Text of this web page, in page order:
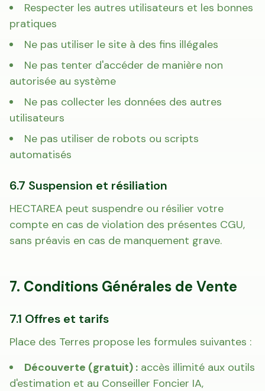
Respecter les autres utilisateurs et les bonnes
pratiques
Ne pas utiliser le site à des fins illégales
Ne pas tenter d'accéder de manière non
autorisée au système
Ne pas collecter les données des autres
utilisateurs
Ne pas utiliser de robots ou scripts
automatisés
6.7 Suspension et résiliation
HECTAREA peut suspendre ou résilier votre
compte en cas de violation des présentes CGU,
sans préavis en cas de manquement grave.
7. Conditions Générales de Vente
7.1 Offres et tarifs
Place des Terres propose les formules suivantes :
Découverte (gratuit) : accès illimité aux outils
d'estimation et au Conseiller Foncier IA,